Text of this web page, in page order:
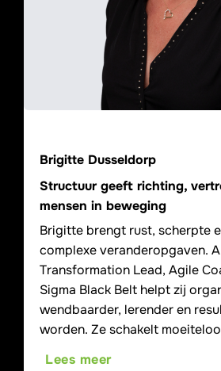
Brigitte Dusseldorp
Structuur geeft richting,
mensen in beweging
Brigitte brengt rust, scherpte
complexe veranderopgaven.
Transformation Lead, Agile
Sigma Black Belt helpt zij
wendbaarder, lerender en
worden. Ze schakelt
Lees meer